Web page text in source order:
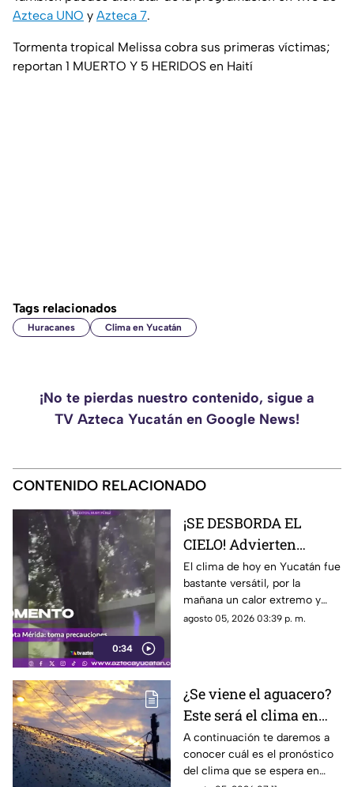
Azteca UNO y Azteca 7.
Tormenta tropical Melissa cobra sus primeras víctimas;
reportan 1 MUERTO Y 5 HERIDOS en Haití
Tags relacionados
Huracanes Clima en Yucatán
¡No te pierdas nuestro contenido, sigue a
TV Azteca Yucatán en Google News!
CONTENIDO RELACIONADO
0:34
¡SE DESBORDA EL
CIELO! Advierten
continuación de
FUERTES LLUVIAS
HOY en Yucatán
El clima de hoy en Yucatán fue
bastante versátil, por la
mañana un calor extremo y
cerca de las 2 de la tarde, las
agosto 05, 2026 03:39 p. m.
¿Se viene el aguacero?
Este será el clima en
Yucatán HOY miércoles
5 de agosto de 2026
A continuación te daremos a
conocer cuál es el pronóstico
del clima que se espera en